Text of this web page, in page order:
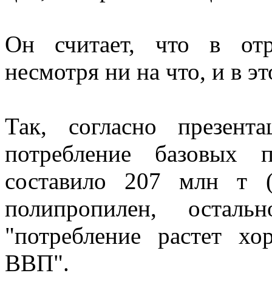
Он считает, что в
несмотря ни на что, и в
Так, согласно
потребление
составило 207 млн т
полипропилен,
"потребление растет
ВВП".